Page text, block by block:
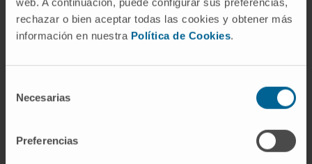
rechazar o bien aceptar todas las cookies y obtener más
información en nuestra Política de Cookies.
Necesarias
Preferencias
persistentes.
Preguntas frecuentes
dormir?
Esto puede deberse a congestión nasal por